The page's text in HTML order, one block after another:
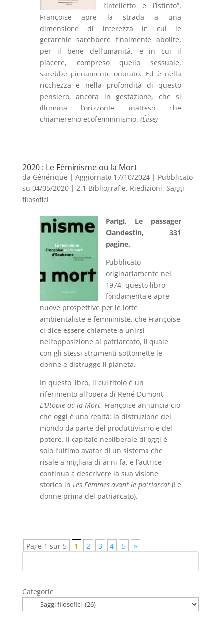
l’intelletto e l’istinto”,
Françoise apre la strada a una
dimensione di interezza in cui le
gerarchie sarebbero finalmente abolite,
per il bene dell’umanità, e in cui il
piacere, compreso quello sessuale,
sarebbe pienamente onorato. Ed è nella
ricchezza e nella profondità di questo
pensiero, ancora in gestazione, che si
illumina l’orizzonte inatteso che
chiameremo ecofemminismo. (Élise)
2020 : Le Féminisme ou la Mort
da Générique | Aggiornato 17/10/2024 | Pubblicato
su 04/05/2020| 2.1 Bibliografie, Riedizioni, Saggi
filosofici
Parigi, Le passager
Clandestin, 331
pagine.
Pubblicato
originariamente nel
1974, questo libro
fondamentale apre
nuove prospettive per le lotte
ambientaliste e femministe, che Françoise
ci dice essere chiamate a unirsi
nell’opposizione al patriarcato, il quale
con gli stessi strumenti sottomette le
donne e distrugge il pianeta.
In questo libro, il cui titolo è un
riferimento all’opera di René Dumont
L’Utopie ou la Mort, Françoise annuncia ciò
che oggi è una realtà: la distruzione del
mondo da parte del produttivismo e del
potere. Il capitale neoliberale di oggi è
solo l’ultimo avatar di un sistema che
risale a migliaia di anni fa, e l’autrice
continua a descrivere la sua visione
storica in Les Femmes avant le patriarcat(Le
donne prima del patriarcato).
Page 1 sur 5 1 2 3 4 5 »
Categorie